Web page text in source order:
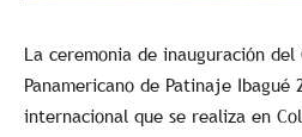
La ceremonia de inauguración del
Panamericano de Patinaje
internacional que se realiza en